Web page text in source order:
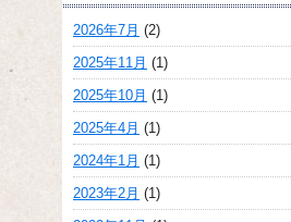
2026年7月 (2)
2025年11月 (1)
2025年10月 (1)
2025年4月 (1)
2024年1月 (1)
2023年2月 (1)